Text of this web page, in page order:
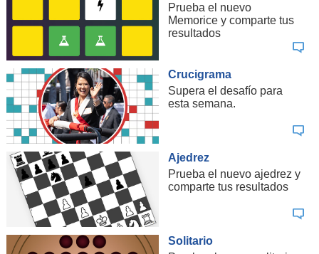
Prueba el nuevo
Memorice y comparte tus
resultados
Crucigrama
Supera el desafío para
esta semana.
Ajedrez
Prueba el nuevo ajedrez y
comparte tus resultados
Solitario